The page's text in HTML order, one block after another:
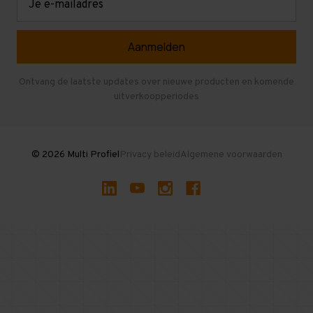
Gebruikte entresolvloeren
Ontvang de laatste updates over nieuwe producten en komende
uitverkoopperiodes
© 2026 Multi ProfielPrivacy beleidAlgemene voorwaarden